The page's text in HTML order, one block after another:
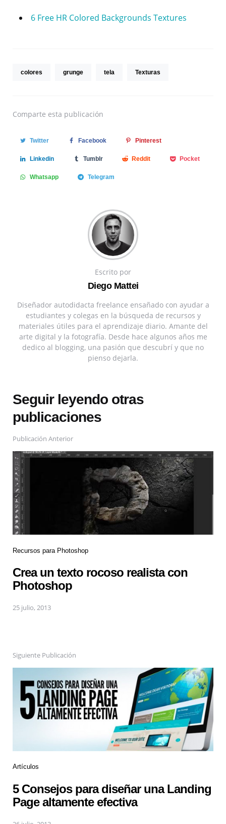
6 Free HR Colored Backgrounds Textures
colores grunge tela Texturas
Comparte esta publicación
Twitter Facebook Pinterest
Linkedin Tumblr Reddit Pocket
Whatsapp Telegram
Escrito por
Diego Mattei
Diseñador autodidacta freelance ensañado con ayudar a
estudiantes y colegas en la búsqueda de recursos y
materiales útiles para el aprendizaje diario. Amante del
arte digital y la fotografía. Desde hace algunos años me
dedico al blogging, una pasión que descubrí y que no
pienso dejarla.
Seguir leyendo otras
publicaciones
Publicación Anterior
Recursos para Photoshop
Crea un texto rocoso realista con
Photoshop
25 julio, 2013
Siguiente Publicación
Artículos
5 Consejos para diseñar una Landing
Page altamente efectiva